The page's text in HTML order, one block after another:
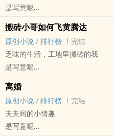
是写意呢
HE - 古代 - 小甜饼 - 因缘邂逅
扮猪吃虎
搬砖小哥如何飞黄腾达
原创小说 / 排行榜
完结
乏味的生活，工地里搬砖的我
是写意呢
原创小说 - BL - 短篇 - 完结
喜剧 - 小甜饼 - 青梅竹马 - 天作之合
强强
乏味的生活
工地里搬砖的我
离婚
原创小说 / 排行榜
完结
夫夫间的小情趣
是写意呢